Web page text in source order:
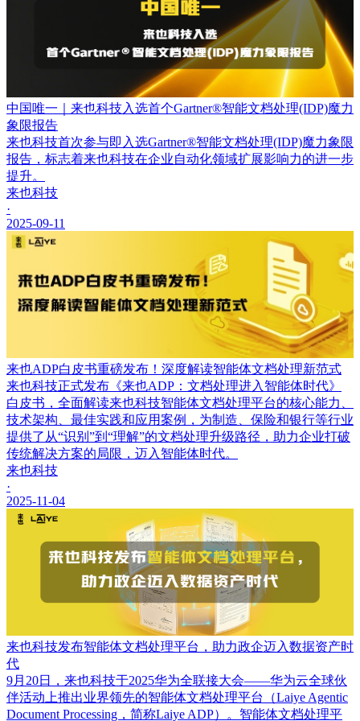
中国唯一｜来也科技入选首个Gartner®智能文档处理(IDP)魔力
象限报告
来也科技首次参与即入选Gartner®智能文档处理(IDP)魔力象限
报告，标志着来也科技在企业自动化领域扩展影响力的进一步
提升。
来也科技
·
2025-09-11
来也ADP白皮书重磅发布！深度解读智能体文档处理新范式
来也科技正式发布《来也ADP：文档处理进入智能体时代》
白皮书，全面解读来也科技智能体文档处理平台的核心能力、
技术架构、最佳实践和应用案例，为制造、保险和银行等行业
提供了从“识别”到“理解”的文档处理升级路径，助力企业打破
传统解决方案的局限，迈入智能体时代。
来也科技
·
2025-11-04
来也科技发布智能体文档处理平台，助力政企迈入数据资产时
代
9月20日，来也科技于2025华为全联接大会——华为云全球伙
伴活动上推出业界领先的智能体文档处理平台（Laiye Agentic
Document Processing，简称Laiye ADP）。智能体文档处理平